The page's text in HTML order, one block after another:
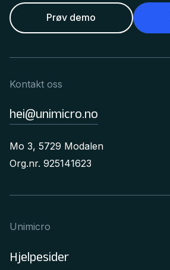
Prøv demo
Kontakt oss
hei@unimicro.no
Mo 3, 5729 Modalen
Org.nr. 925141623
Unimicro
Hjelpesider